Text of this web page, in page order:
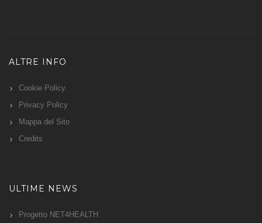
ALTRE INFO
Cookie Policy
Privacy Policy
Mappa del Sito
Credits
ULTIME NEWS
Progetto NET4HEALTH